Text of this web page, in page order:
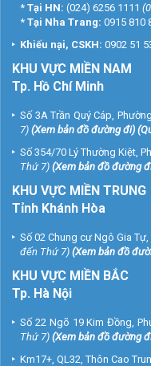
* Tại HN: (024) 6256 1111
* Tại Nha Trang: 0915 810
Khiếu nại, CSKH: 0902 51
KHU VỰC MIỀN NAM
Tp. Hồ Chí Minh
Số 3A Trần Quý Cáp,
7) (Xem bản đồ đường đi)
Số 354/70 Lý Thường Kiệt,
Thứ 7) (Xem bản đồ đường
KHU VỰC MIỀN TRUNG
Tỉnh Khánh Hòa
Số 02 Chung cư Ngô Gia
đến Thứ 7) (Xem bản đồ
KHU VỰC MIỀN BẮC
Tp. Hà Nội
Số 22 Ngõ 19 Kim Đồng,
Thứ 7) (Xem bản đồ đường
Km17+, QL32, Thôn Cao